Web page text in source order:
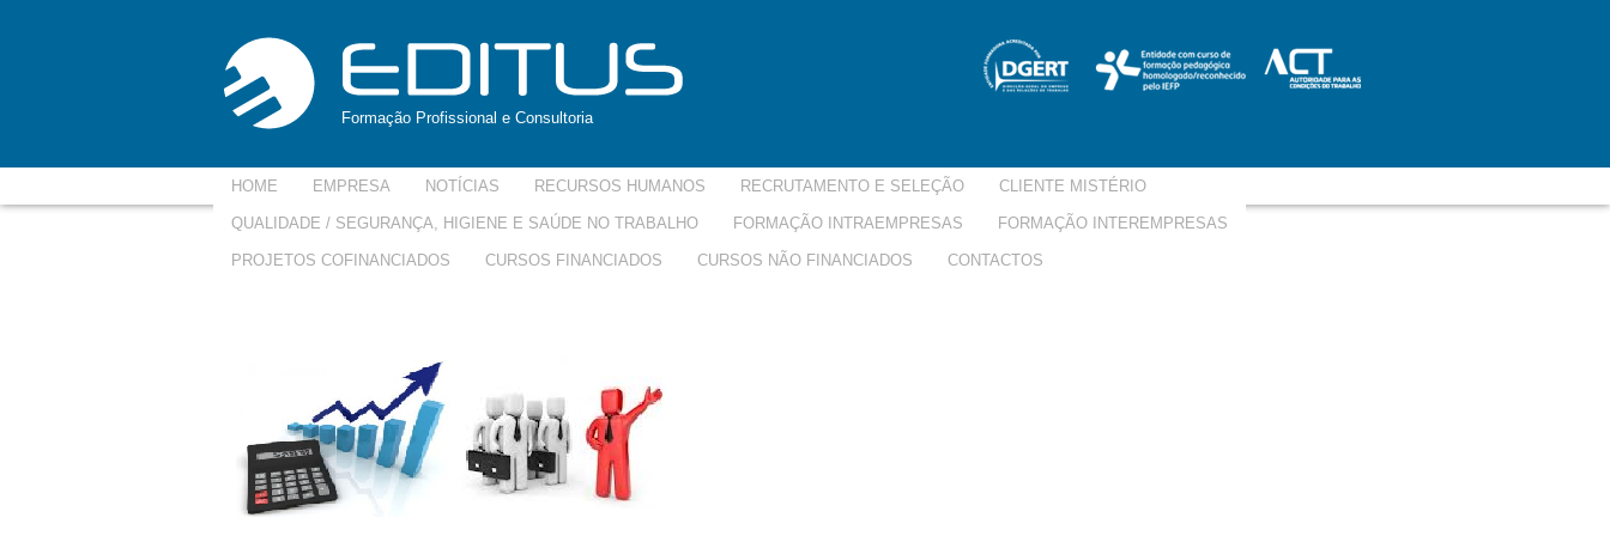
Formação Profissional e Consultoria
HOME EMPRESA NOTÍCIAS RECURSOS HUMANOS RECRUTAMENTO E SELEÇÃO CLIENTE MISTÉRIO
QUALIDADE / SEGURANÇA, HIGIENE E SAÚDE NO TRABALHO FORMAÇÃO INTRAEMPRESAS FORMAÇÃO INTEREMPRESAS
PROJETOS COFINANCIADOS CURSOS FINANCIADOS CURSOS NÃO FINANCIADOS CONTACTOS